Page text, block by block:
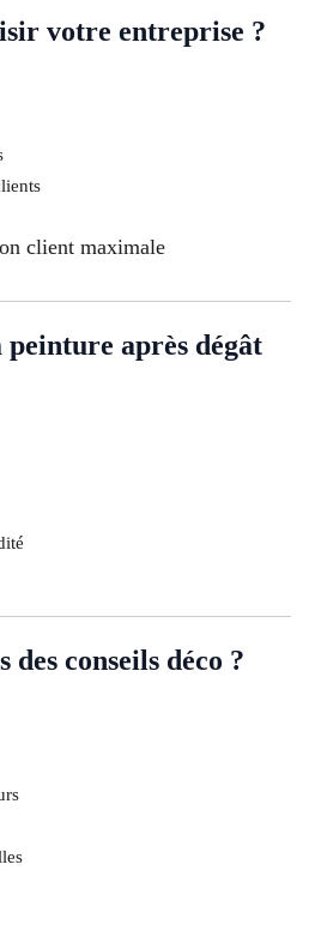
votre entreprise ?
client maximale
après dégât
des conseils déco ?